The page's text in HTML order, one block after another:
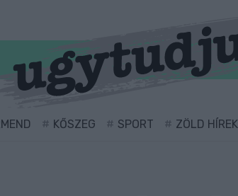
KŐSZEG SPORT ZÖLD HÍREK